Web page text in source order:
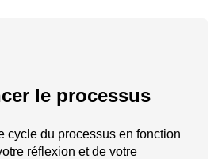
le processus
cycle du processus en fonction
réflexion et de votre